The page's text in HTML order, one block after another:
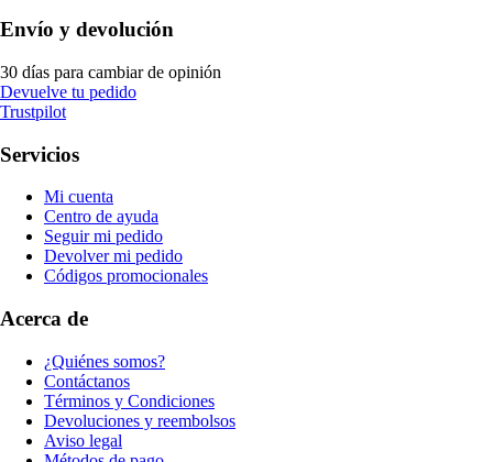
Envío y devolución
30 días para cambiar de opinión
Devuelve tu pedido
Trustpilot
Servicios
Mi cuenta
Centro de ayuda
Seguir mi pedido
Devolver mi pedido
Códigos promocionales
Acerca de
¿Quiénes somos?
Contáctanos
Términos y Condiciones
Devoluciones y reembolsos
Aviso legal